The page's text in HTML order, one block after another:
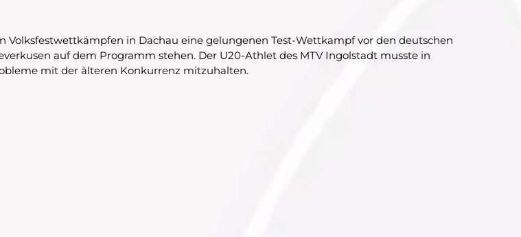
in Dachau eine gelungenen Test-Wettkampf vor den deutschen
auf dem Programm stehen. Der U20-Athlet des MTV Ingolstadt musste in
mit der älteren Konkurrenz mitzuhalten.